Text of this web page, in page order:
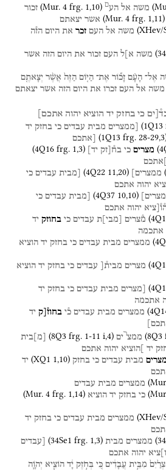
( משה אל העם (Mur. 4 frg. 1,10)
זכור
(Mur. 4 frg. 1,11) אשר יצאתם
(XHev/ משה אל העם זכר את היום הז֯ה
( משה א]ל העם זכור את היום הזה אשר
אֶל־ הָעָ֗ם זָכ֞וֹר אֶת־ הַיּ֤וֹם הַזֶּה֙ אֲשֶׁ֨ר יְצָאתֶ֤ם
משה אל העם זכרו את היום הזה אשר יצאתם
כי בחזק יד הוציא יהוה אתכם]
(1Q13 [ממצרים מבית עבדים כי בחזק יד
(1Q13 frg. 28-29,3 [אתכם
( מצרים כי בח֯[זק יד] (4Q16 frg. 1,3)
]אתכם
( ממצרים] (4Q22 11,20) [מבית עבדים כי
יהוה אתכם
מצרים] (4Q37 10,10) [מבית עבדים כי
יהוה אתכם
( מ֯צרים מבי ת עבדים כי בחוזק יד
אתכמה
( ממצרים מבית עבדים כי בחזק יד הוציא
( מצרים מבית֯[ עבדים כי בחזק יד הוציא
( [מצרים מבית עבדים כי בחזק יד
אתכמה
( ממצרים מבית עבדים כ֯י בחוז֯[ק יד
(8Q3 ממצרים (8Q3 frg. 1-11 i,4) מ בית
יד ]הוציא יהוה אתכם
מבית עבדים כי בחזק (XQ1 1,10)
יד
( ממצרים מבית עבדים
( כי בחזק יד הוציא (Mur. 4 frg. 1,14)
(XHev/ ממצרים מבית עבדים כי בחזק יד
( ממצרים מבית (34Se1 frg. 1,3)
[עבדים
יהוה אתכם
מִבֵּ֣ית עֲבָדִ֔ים כִּ֚י בְּחֹ֣זֶק יָ֔ד הוֹצִ֧יא יְהֹוָ֛ה